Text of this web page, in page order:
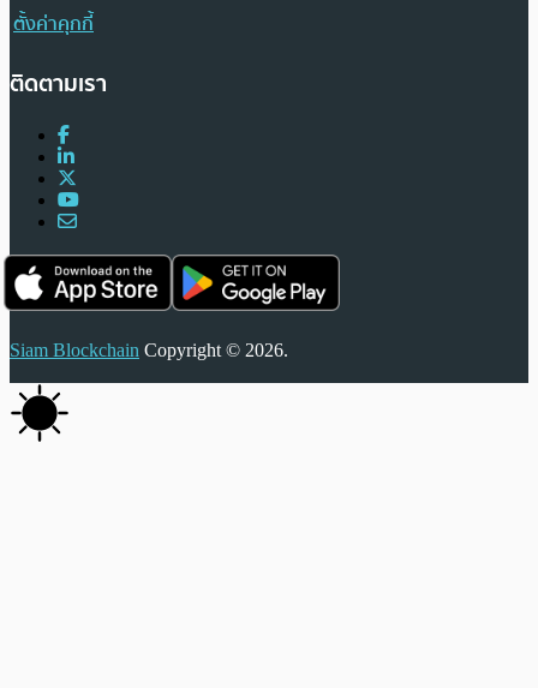
ตั้งค่าคุกกี้
ติดตามเรา
Siam Blockchain Copyright © 2026.